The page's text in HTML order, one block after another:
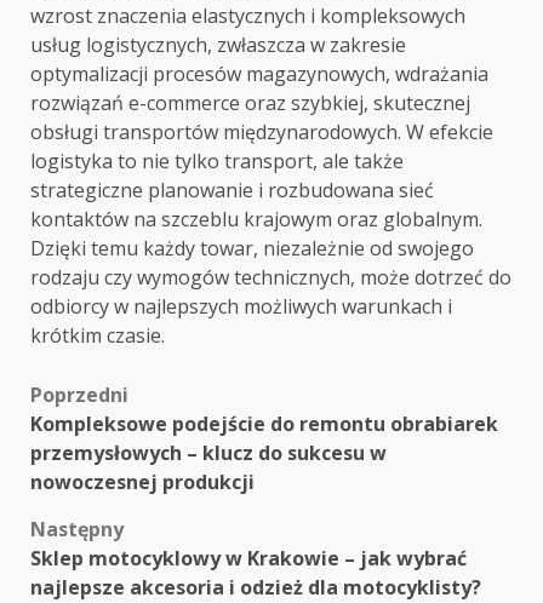
wzrost znaczenia elastycznych i kompleksowych
usług logistycznych, zwłaszcza w zakresie
optymalizacji procesów magazynowych, wdrażania
rozwiązań e-commerce oraz szybkiej, skutecznej
obsługi transportów międzynarodowych. W efekcie
logistyka to nie tylko transport, ale także
strategiczne planowanie i rozbudowana sieć
kontaktów na szczeblu krajowym oraz globalnym.
Dzięki temu każdy towar, niezależnie od swojego
rodzaju czy wymogów technicznych, może dotrzeć do
odbiorcy w najlepszych możliwych warunkach i
krótkim czasie.
Zobacz
wpisy
Poprzedni
Kompleksowe podejście do remontu obrabiarek
przemysłowych – klucz do sukcesu w
nowoczesnej produkcji
Następny
Sklep motocyklowy w Krakowie – jak wybrać
najlepsze akcesoria i odzież dla motocyklisty?